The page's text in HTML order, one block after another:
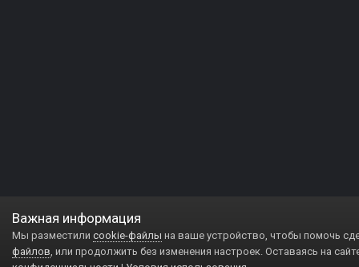
Важная информация
Мы разместили cookie-файлы на ваше устройство, чтобы помочь
файлов, или продолжить без изменения настроек. Оставаясь на